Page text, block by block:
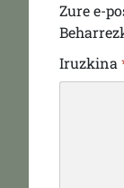
Zure e-
Iruzkina